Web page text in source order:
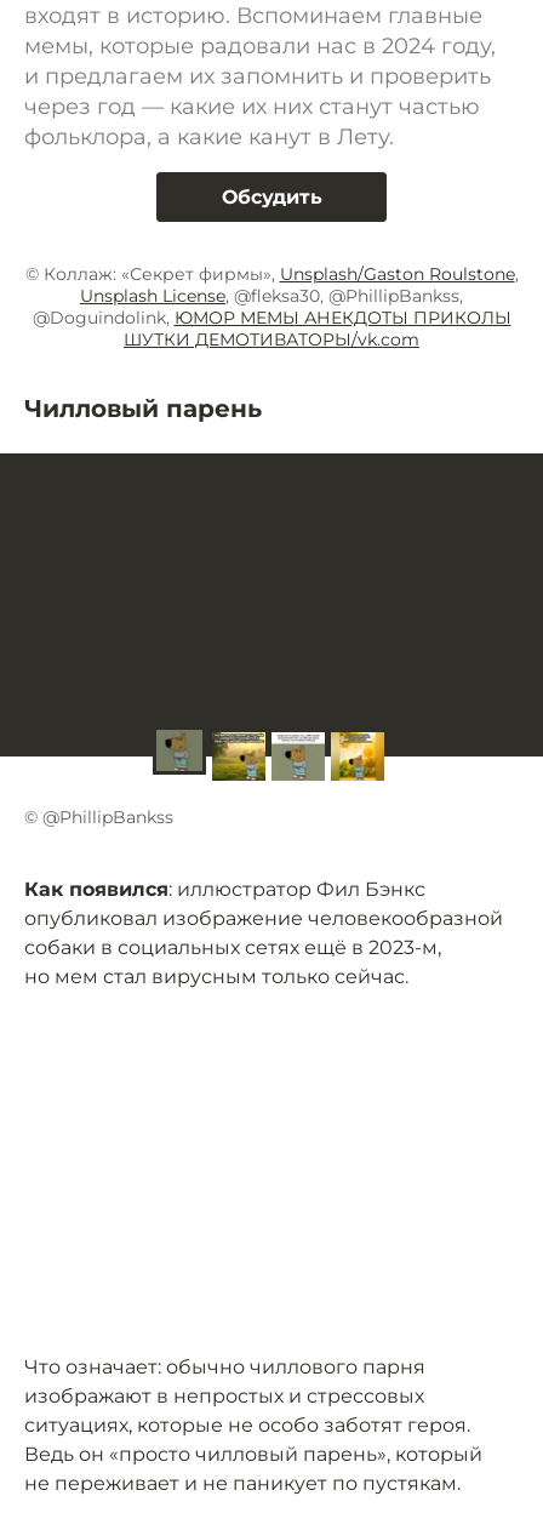
входят в историю. Вспоминаем главные
мемы, которые радовали нас в 2024 году,
и предлагаем их запомнить и проверить
через год — какие их них станут частью
фольклора, а какие канут в Лету.
Обсудить
© Коллаж: «Секрет фирмы», Unsplash/Gaston Roulstone,
Unsplash License, @fleksa30, @PhillipBankss,
@Doguindolink, ЮМОР МЕМЫ АНЕКДОТЫ ПРИКОЛЫ
ШУТКИ ДЕМОТИВАТОРЫ/vk.com
Чилловый парень
© @PhillipBankss
Как появился: иллюстратор Фил Бэнкс
опубликовал изображение человекообразной
собаки в социальных сетях ещё в 2023-м,
но мем стал вирусным только сейчас.
Что означает: обычно чиллового парня
изображают в непростых и стрессовых
ситуациях, которые не особо заботят героя.
Ведь он «просто чилловый парень», который
не переживает и не паникует по пустякам.